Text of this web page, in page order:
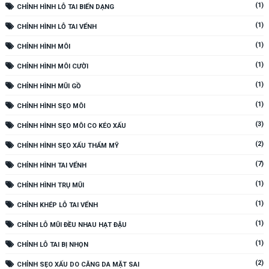
CHỈNH HÌNH LỖ TAI BIẾN DẠNG (1)
CHỈNH HÌNH LỖ TAI VỂNH (1)
CHỈNH HÌNH MÔI (1)
CHỈNH HÌNH MÔI CƯỜI (1)
CHỈNH HÌNH MŨI GỒ (1)
CHỈNH HÌNH SẸO MÔI (1)
CHỈNH HÌNH SẸO MÔI CO KÉO XẤU (3)
CHỈNH HÌNH SẸO XẤU THẨM MỸ (2)
CHỈNH HÌNH TAI VỂNH (7)
CHỈNH HÌNH TRỤ MŨI (1)
CHỈNH KHÉP LỖ TAI VỂNH (1)
CHỈNH LỖ MŨI ĐỀU NHAU HẠT ĐẬU (1)
CHỈNH LỖ TAI BỊ NHỌN (1)
CHỈNH SẸO XẤU DO CĂNG DA MẶT SAI (2)